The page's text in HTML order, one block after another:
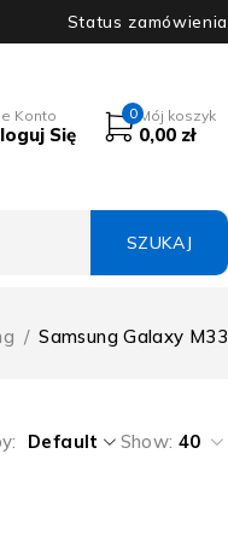
Status zamówienia
Konto
Się
0 Mój koszyk
0,00 zł
/ Samsung Galaxy M33
Default Show: 40